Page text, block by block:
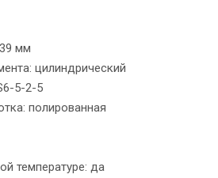
мм
цилиндрический
5-2-5
полированная
температуре: да